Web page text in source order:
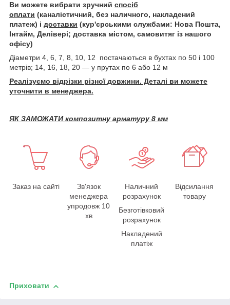
Ви можете вибрати зручний спосіб
оплати (каналістичний, без наличного, накладений
платеж) і доставки (кур'єрськими службами: Нова Пошта,
Інтайм, Делівері; доставка містом, самовитяг із нашого
офісу)
Діаметри 4, 6, 7, 8, 10, 12 постачаються в бухтах по 50 і 100
метрів; 14, 16, 18, 20 — у прутах по 6 або 12 м
Реалізуємо відрізки різної довжини. Деталі ви можете
уточнити в менеджера.
ЯК ЗАМОЖАТИ композитну арматуру 8 мм
Заказ на сайті
Зв'язок
менеджера
упродовж 10
хв
Наличний
розрахунок
Безготівковий
розрахунок
Накладений
платіж
Відсилання
товару
Приховати